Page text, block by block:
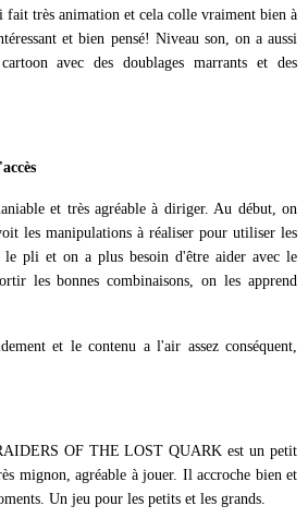
fait très animation et cela colle vraiment bien à
et bien pensé! Niveau son, on a aussi
avec des doublages marrants et des
et très agréable à diriger. Au début, on
les manipulations à réaliser pour utiliser les
le pli et on a plus besoin d'être aider avec le
les bonnes combinaisons, on les apprend
et le contenu a l'air assez conséquent,
OF THE LOST QUARK est un petit
mignon, agréable à jouer. Il accroche bien et
Un jeu pour les petits et les grands.